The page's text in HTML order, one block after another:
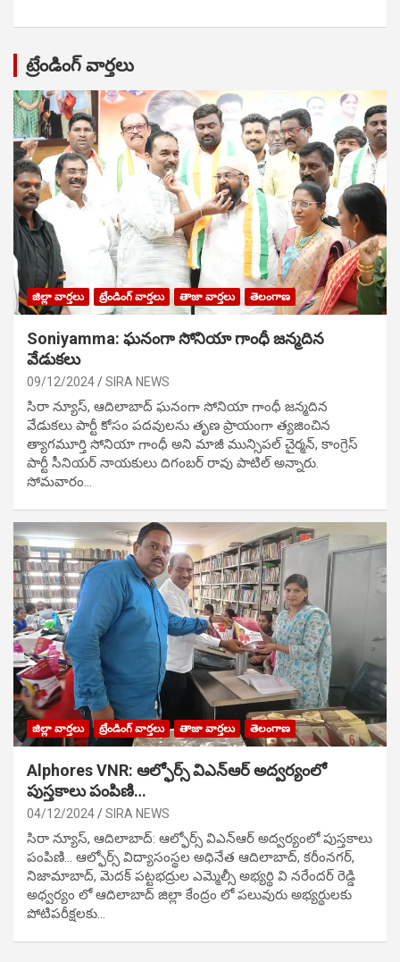
ట్రేండింగ్ వార్తలు
జిల్లా వార్తలు ట్రేండింగ్ వార్తలు తాజా వార్తలు తెలంగాణ
Soniyamma: ఘ‌నంగా సోనియా గాంధీ జ‌న్మ‌దిన
వేడుక‌లు
09/12/2024 SIRA NEWS
సిరా న్యూస్, ఆదిలాబాద్ ఘ‌నంగా సోనియా గాంధీ జ‌న్మ‌దిన
వేడుక‌లు పార్టీ కోసం ప‌ద‌వుల‌ను తృణ ప్రాయంగా త్య‌జించిన
త్యాగమూర్తి సోనియా గాంధీ అని మాజీ మున్సిప‌ల్ చైర్మ‌న్, కాంగ్రెస్
పార్టీ సీనియ‌ర్ నాయ‌కులు దిగంబ‌ర్ రావు పాటిల్ అన్నారు.
సోమవారం…
జిల్లా వార్తలు ట్రేండింగ్ వార్తలు తాజా వార్తలు తెలంగాణ
Alphores VNR: ఆల్ఫోర్స్ విఎన్ఆర్ అద్వర్యంలో
పుస్తకాలు పంపిణి…
04/12/2024 SIRA NEWS
సిరా న్యూస్, ఆదిలాబాద్: ఆల్ఫోర్స్ విఎన్ఆర్ అద్వర్యంలో పుస్తకాలు
పంపిణి… ఆల్ఫోర్స్ విద్యాసంస్థల అధినేత ఆదిలాబాద్, కరీంనగర్,
నిజామాబాద్, మెదక్ పట్టభద్రుల ఎమ్మెల్సీ అభ్యర్థి వి నరేందర్ రెడ్డి
అధ్వర్యం లో ఆదిలాబాద్ జిల్లా కేంద్రం లో పలువురు అభ్యర్థులకు
పోటిప‌రీక్ష‌ల‌కు…